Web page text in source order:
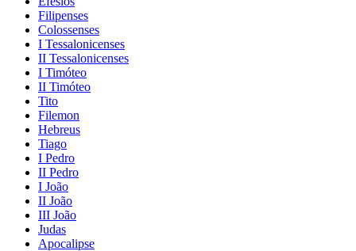
Filipenses
Colossenses
I Tessalonicenses
II Tessalonicenses
I Timóteo
II Timóteo
Tito
Filemon
Hebreus
Tiago
I Pedro
II Pedro
I João
II João
III João
Judas
Apocalipse